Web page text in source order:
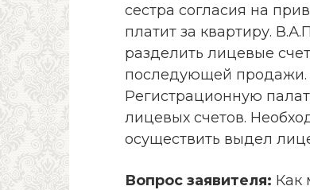
сестра согласия на
платит за квартиру.
разделить лицевые
последующей продажи.
Регистрационную
лицевых счетов.
осуществить выдел
Вопрос заявителя: Как